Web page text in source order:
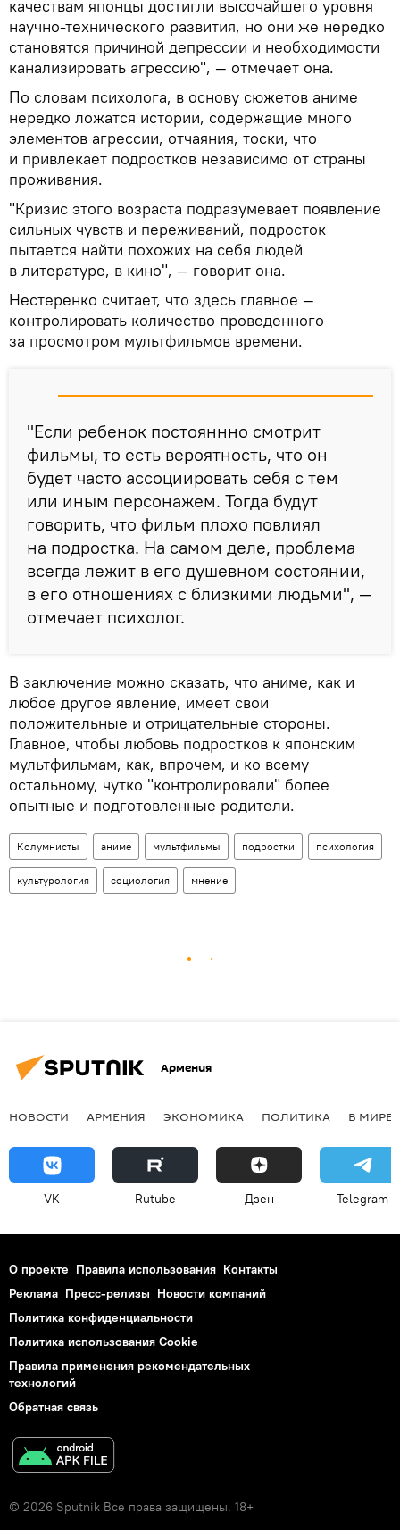
качествам японцы достигли высочайшего уровня
научно-технического развития, но они же нередко
становятся причиной депрессии и необходимости
канализировать агрессию", — отмечает она.
По словам психолога, в основу сюжетов аниме
нередко ложатся истории, содержащие много
элементов агрессии, отчаяния, тоски, что
и привлекает подростков независимо от страны
проживания.
"Кризис этого возраста подразумевает появление
сильных чувств и переживаний, подросток
пытается найти похожих на себя людей
в литературе, в кино", — говорит она.
Нестеренко считает, что здесь главное —
контролировать количество проведенного
за просмотром мультфильмов времени.
"Если ребенок постояннно смотрит
фильмы, то есть вероятность, что он
будет часто ассоциировать себя с тем
или иным персонажем. Тогда будут
говорить, что фильм плохо повлиял
на подростка. На самом деле, проблема
всегда лежит в его душевном состоянии,
в его отношениях с близкими людьми", —
отмечает психолог.
В заключение можно сказать, что аниме, как и
любое другое явление, имеет свои
положительные и отрицательные стороны.
Главное, чтобы любовь подростков к японским
мультфильмам, как, впрочем, и ко всему
остальному, чутко "контролировали" более
опытные и подготовленные родители.
Колумнисты аниме мультфильмы подростки психология
культурология социология мнение
Армения
НОВОСТИ АРМЕНИЯ ЭКОНОМИКА ПОЛИТИКА В МИРЕ
VK Rutube Дзен Telegram
О проекте Правила использования Контакты
Реклама Пресс-релизы Новости компаний
Политика конфиденциальности
Политика использования Cookie
Правила применения рекомендательных
технологий
Обратная связь
© 2026 Sputnik Все права защищены. 18+